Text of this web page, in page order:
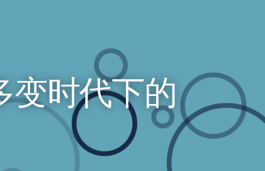
变时代下的